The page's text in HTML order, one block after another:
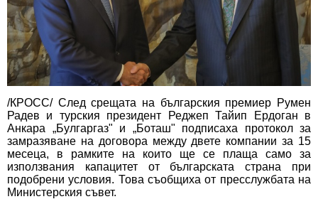
/КРОСС/ След срещата на българския премиер Румен
Радев и турския президент Реджеп Тайип Ердоган в
Анкара „Булгаргаз" и „Боташ" подписаха протокол за
замразяване на договора между двете компании за 15
месеца, в рамките на които ще се плаща само за
използвания капацитет от българската страна при
подобрени условия. Това съобщиха от пресслужбата на
Министерския съвет.